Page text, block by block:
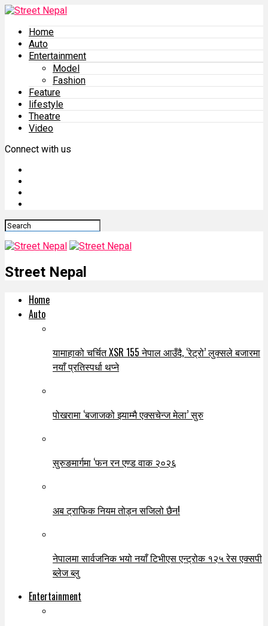
Home
Auto
Entertainment
Model
Fashion
Feature
lifestyle
Theatre
Video
Connect with us
Street Nepal
Home
Auto
यामाहाको चर्चित XSR 155 नेपाल आउँदै, ‘रेट्रो’ लुक्सले बजारमा
नयाँ प्रतिस्पर्धा थप्ने
पोखरामा ‘बजाजको झ्याम्मै एक्सचेन्ज मेला’ सुरु
सुरुङमार्गमा ‘फन रन एण्ड वाक २०२६
अब ट्राफिक नियम तोड्न सजिलो छैन!
नेपालमा सार्वजनिक भयो नयाँ टिभीएस एन्ट्रोक १२५ रेस एक्सपी
ब्लेज ब्लु
Entertainment